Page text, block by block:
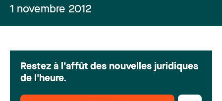
1 novembre 2012
Restez à l’affût des nouvelles juridiques
de l'heure.